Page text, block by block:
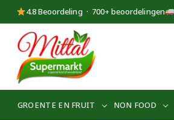
4.8 Beoordeling · 700+ beoordelingen
Supermarkt
Mittal
GROENTE EN FRUIT NON FOOD